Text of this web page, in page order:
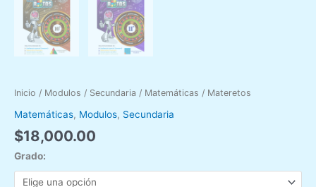
Inicio / Modulos / Secundaria / Matemáticas / Materetos
Matemáticas, Modulos, Secundaria
$18,000.00
Grado: